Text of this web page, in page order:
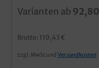
Auswahl ideal für Pasta, Fingerfood, Snacks, usw. Made
Varianten ab
Brutto: 110,43 €
zzgl. MwSt und Versandkosten